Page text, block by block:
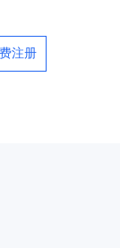
注册